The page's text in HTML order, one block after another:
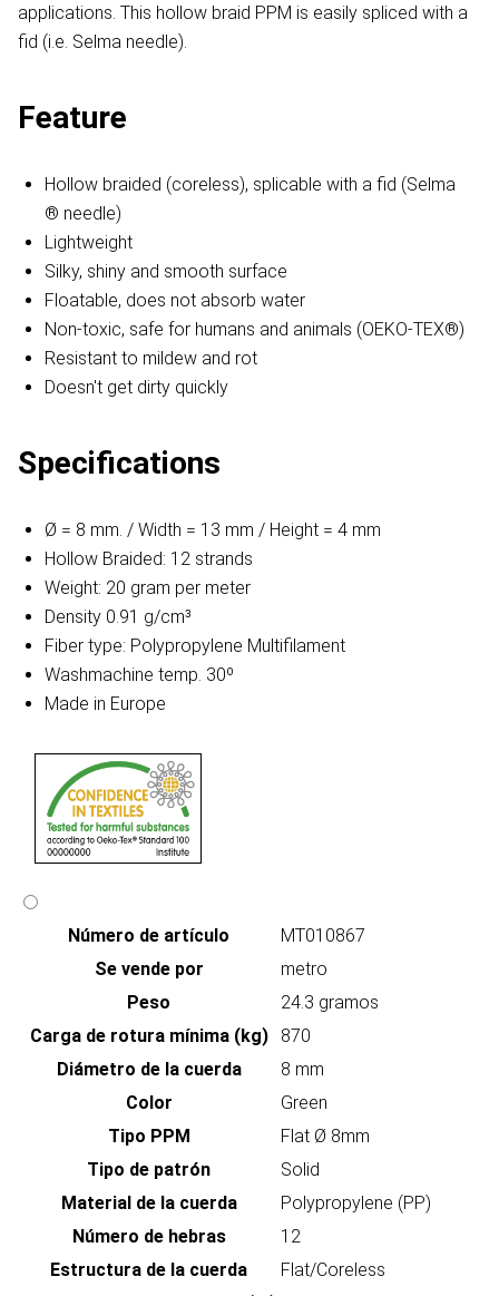
applications. This hollow braid PPM is easily spliced with a
fid (i.e. Selma needle).
Feature
Hollow braided (coreless), splicable with a fid (Selma
® needle)
Lightweight
Silky, shiny and smooth surface
Floatable, does not absorb water
Non-toxic, safe for humans and animals (OEKO-TEX®)
Resistant to mildew and rot
Doesn't get dirty quickly
Specifications
Ø = 8 mm. / Width = 13 mm / Height = 4 mm
Hollow Braided: 12 strands
Weight: 20 gram per meter
Density 0.91 g/cm³
Fiber type: Polypropylene Multifilament
Washmachine temp. 30º
Made in Europe
Número de artículo
MT010867
Se vende por
metro
Peso
24.3 gramos
Carga de rotura mínima (kg)
870
Diámetro de la cuerda
8 mm
Color
Green
Tipo PPM
Flat Ø 8mm
Tipo de patrón
Solid
Material de la cuerda
Polypropylene (PP)
Número de hebras
12
Estructura de la cuerda
Flat/Coreless